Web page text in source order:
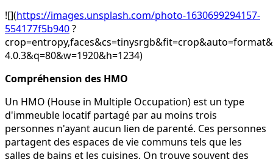
![](https://images.unsplash.com/photo-1630699294157-
554177f5b940?
4.0.3&q=80&w=1920&h=1234)
Compréhension des HMO
Un HMO (House in Multiple Occupation) est un type
d'immeuble locatif partagé par au moins trois
personnes n'ayant aucun lien de parenté. Ces personnes
partagent des espaces de vie communs tels que les
salles de bains et les cuisines. On trouve souvent des